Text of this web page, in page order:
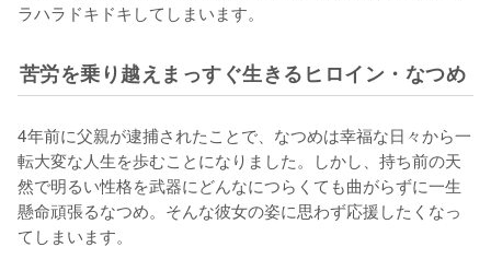
ラハラドキドキしてしまいます。
苦労を乗り越えまっすぐ生きるヒロイン・なつめ
4年前に父親が逮捕されたことで、なつめは幸福な日々から一
転大変な人生を歩むことになりました。しかし、持ち前の天
然で明るい性格を武器にどんなにつらくても曲がらずに一生
懸命頑張るなつめ。そんな彼女の姿に思わず応援したくなっ
てしまいます。